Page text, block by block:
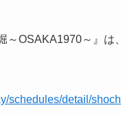
～OSAKA1970～』
schedules/detail/